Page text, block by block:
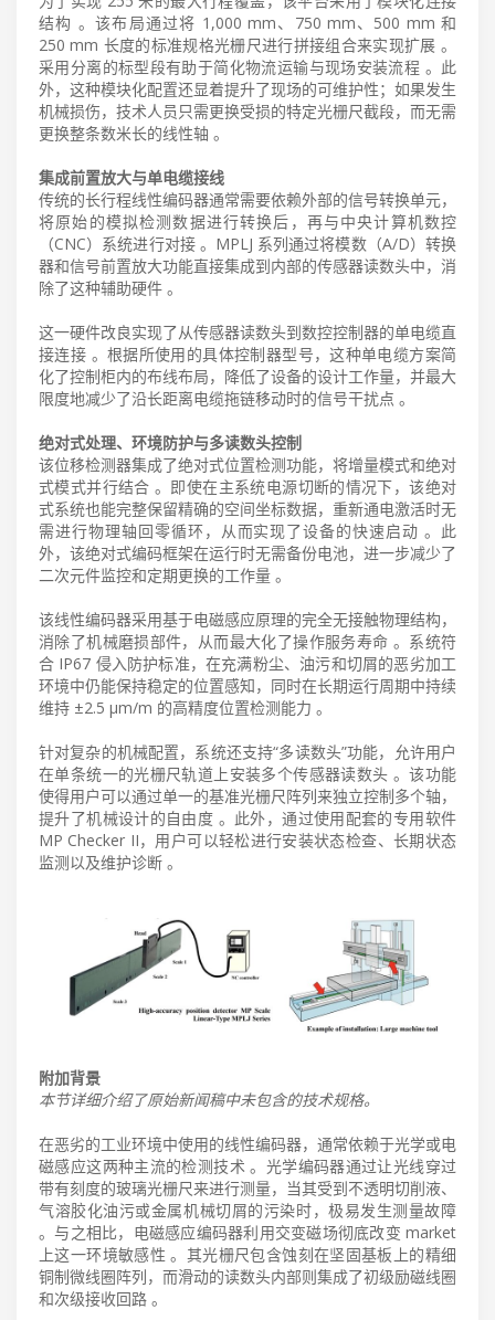
结构 。该布局通过将 1,000 mm、750 mm、500 mm 和
250 mm 长度的标准规格光栅尺进行拼接组合来实现扩展 。
采用分离的标型段有助于简化物流运输与现场安装流程 。此
外，这种模块化配置还显着提升了现场的可维护性；如果发生
机械损伤，技术人员只需更换受损的特定光栅尺截段，而无需
更换整条数米长的线性轴 。
集成前置放大与单电缆接线
传统的长行程线性编码器通常需要依赖外部的信号转换单元，
将原始的模拟检测数据进行转换后，再与中央计算机数控
（CNC）系统进行对接 。MPLJ 系列通过将模数（A/D）转换
器和信号前置放大功能直接集成到内部的传感器读数头中，消
除了这种辅助硬件 。
这一硬件改良实现了从传感器读数头到数控控制器的单电缆直
接连接 。根据所使用的具体控制器型号，这种单电缆方案简
化了控制柜内的布线布局，降低了设备的设计工作量，并最大
限度地减少了沿长距离电缆拖链移动时的信号干扰点 。
绝对式处理、环境防护与多读数头控制
该位移检测器集成了绝对式位置检测功能，将增量模式和绝对
式模式并行结合 。即使在主系统电源切断的情况下，该绝对
式系统也能完整保留精确的空间坐标数据，重新通电激活时无
需进行物理轴回零循环，从而实现了设备的快速启动 。此
外，该绝对式编码框架在运行时无需备份电池，进一步减少了
二次元件监控和定期更换的工作量 。
该线性编码器采用基于电磁感应原理的完全无接触物理结构，
消除了机械磨损部件，从而最大化了操作服务寿命 。系统符
合 IP67 侵入防护标准，在充满粉尘、油污和切屑的恶劣加工
环境中仍能保持稳定的位置感知，同时在长期运行周期中持续
维持 ±2.5 μm/m 的高精度位置检测能力 。
针对复杂的机械配置，系统还支持“多读数头”功能，允许用户
在单条统一的光栅尺轨道上安装多个传感器读数头 。该功能
使得用户可以通过单一的基准光栅尺阵列来独立控制多个轴，
提升了机械设计的自由度 。此外，通过使用配套的专用软件
MP Checker II，用户可以轻松进行安装状态检查、长期状态
监测以及维护诊断 。
附加背景
本节详细介绍了原始新闻稿中未包含的技术规格。
在恶劣的工业环境中使用的线性编码器，通常依赖于光学或电
磁感应这两种主流的检测技术 。光学编码器通过让光线穿过
带有刻度的玻璃光栅尺来进行测量，当其受到不透明切削液、
气溶胶化油污或金属机械切屑的污染时，极易发生测量故障
。与之相比，电磁感应编码器利用交变磁场彻底改变 market
上这一环境敏感性 。其光栅尺包含蚀刻在坚固基板上的精细
铜制微线圈阵列，而滑动的读数头内部则集成了初级励磁线圈
和次级接收回路 。